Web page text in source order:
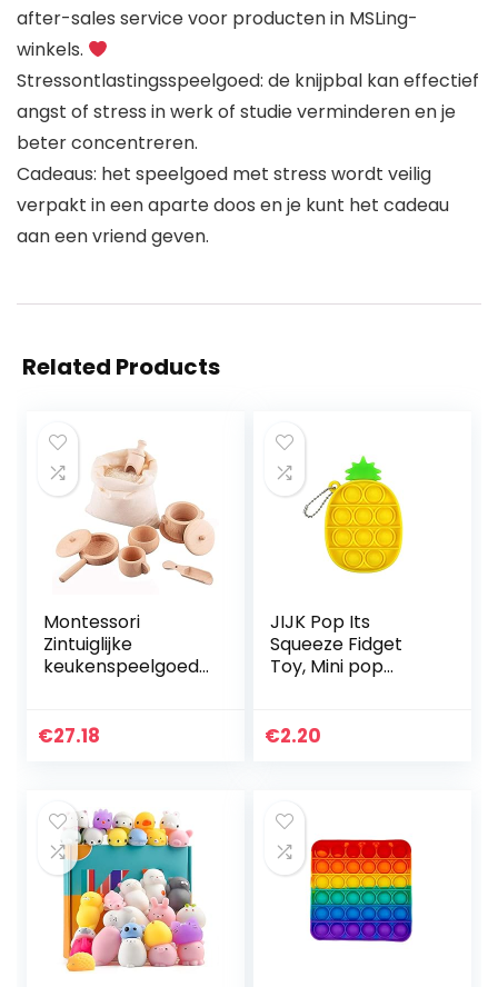
after-sales service voor producten in MSLing-
winkels.
Stressontlastingsspeelgoed: de knijpbal kan effectief
angst of stress in werk of studie verminderen en je
beter concentreren.
Cadeaus: het speelgoed met stress wordt veilig
verpakt in een aparte doos en je kunt het cadeau
aan een vriend geven.
Related Products
Montessori
Zintuiglijke
keukenspeelgoed,
vuilnisbak
€27.18
JIJK Pop Its
Squeeze Fidget
Toy, Mini pop
sleutelhanger
€2.20